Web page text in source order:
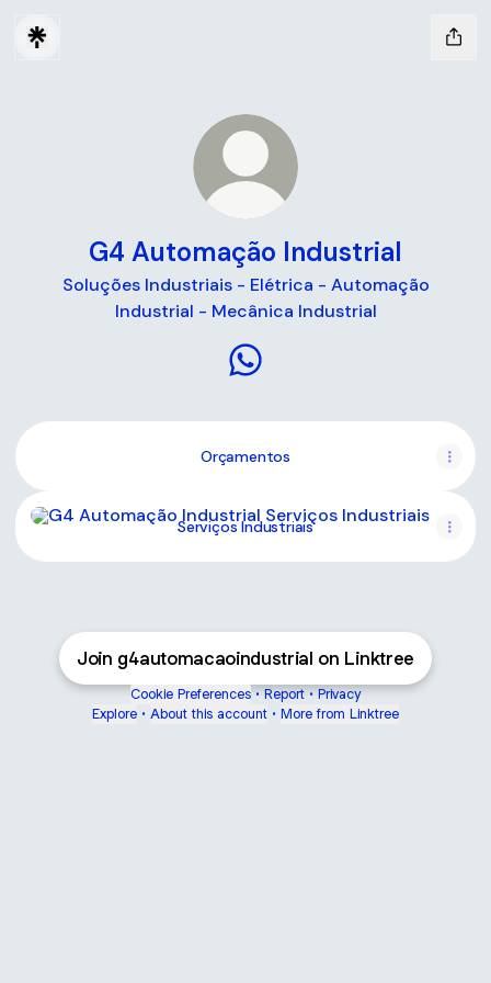
G4 Automação Industrial
Soluções Industriais - Elétrica - Automação
Industrial - Mecânica Industrial
Orçamentos
Serviços Industriais
Serviços Industriais
Join g4automacaoindustrial on Linktree
Cookie Preferences • Report • Privacy
Explore • About this account • More from Linktree